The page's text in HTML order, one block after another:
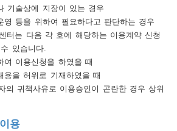
기술상에 지장이 있는 경우
영 등을 위하여 필요하다고 판단하는 경우
터는 다음 각 호에 해당하는 이용계약 신청
있습니다.
여 이용신청을 하였을 때
용을 허위로 기재하였을 때
의 귀책사유로 이용승인이 곤란한 경우 상위
용